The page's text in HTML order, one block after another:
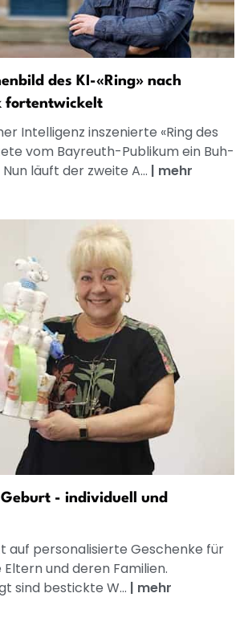
des KI-«Ring» nach
fortentwickelt
Intelligenz inszenierte «Ring des
vom Bayreuth-Publikum ein Buh-
läuft der zweite A... | mehr
- individuell und
auf personalisierte Geschenke für
und deren Familien.
sind bestickte W... | mehr